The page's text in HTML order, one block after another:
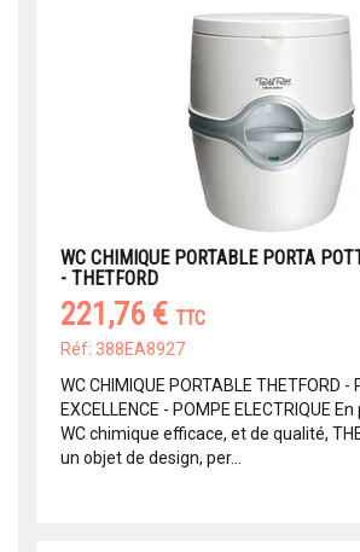
WC CHIMIQUE PORTABLE PORTA
- THETFORD
221,76 € TTC
Réf: 388EA8927
WC CHIMIQUE PORTABLE THETFORD -
EXCELLENCE - POMPE ELECTRIQUE
WC chimique efficace, et de qualité,
un objet de design, per...